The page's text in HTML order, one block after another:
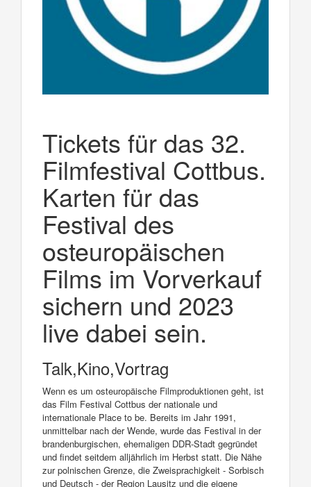
Tickets für das 32.
Filmfestival Cottbus.
Karten für das
Festival des
osteuropäischen
Films im Vorverkauf
sichern und 2023
live dabei sein.
Talk,Kino,Vortrag
Wenn es um osteuropäische Filmproduktionen geht, ist
das Film Festival Cottbus der nationale und
internationale Place to be. Bereits im Jahr 1991,
unmittelbar nach der Wende, wurde das Festival in der
brandenburgischen, ehemaligen DDR-Stadt gegründet
und findet seitdem alljährlich im Herbst statt. Die Nähe
zur polnischen Grenze, die Zweisprachigkeit - Sorbisch
und Deutsch - der Region Lausitz und die eigene